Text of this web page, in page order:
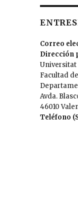
Correo
Dirección
Universitat
Facultad
Avda.
46010
Teléfono